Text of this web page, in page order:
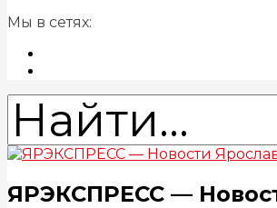
Мы в сетях:
ЯРЭКСПРЕСС —